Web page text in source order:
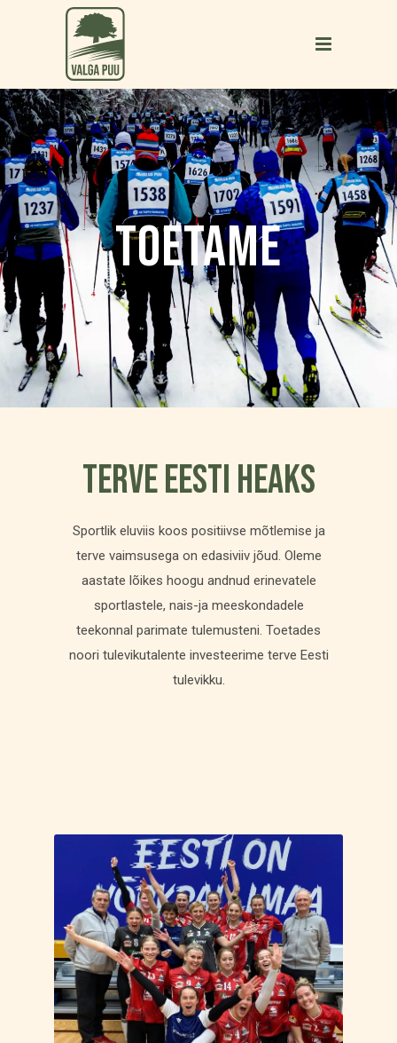
TOETAME
TERVE EESTI HEAKS
Sportlik eluviis koos positiivse mõtlemise ja
terve vaimsusega on edasiviiv jõud. Oleme
aastate lõikes hoogu andnud erinevatele
sportlastele, nais-ja meeskondadele
teekonnal parimate tulemusteni. Toetades
noori tulevikutalente investeerime terve Eesti
tulevikku.